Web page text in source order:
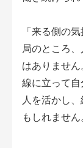
「来る側の
局のところ
はありませ
線に立って
人を活かし
もしれません